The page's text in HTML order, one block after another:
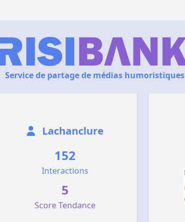
Service de partage de médias humoristiques
Lachanclure
152
Interactions
5
Score Tendance